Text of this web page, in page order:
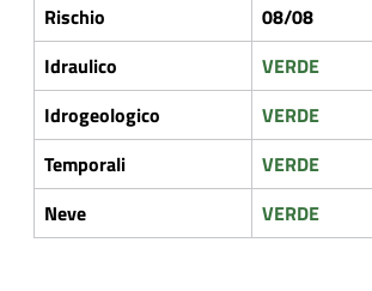
Rischio
08/08
Idraulico
VERDE
Idrogeologico
VERDE
Temporali
VERDE
Neve
VERDE